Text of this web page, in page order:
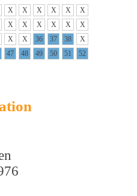
X X X X X
X
X X X X X
X
X X 36 37 38
X
47 48 49 50 51
52